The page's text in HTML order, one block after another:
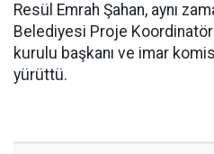
Resül Emrah Şahan, aynı
Belediyesi Proje
kurulu başkanı ve imar
yürüttü.